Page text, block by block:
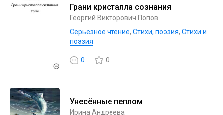
Грани кристалла сознания
Георгий Викторович Попов
Серьезное чтение, Cтихи, поэзия, Стихи и
поэзия
0 0
Унесённые пеплом
Ирина Андреева